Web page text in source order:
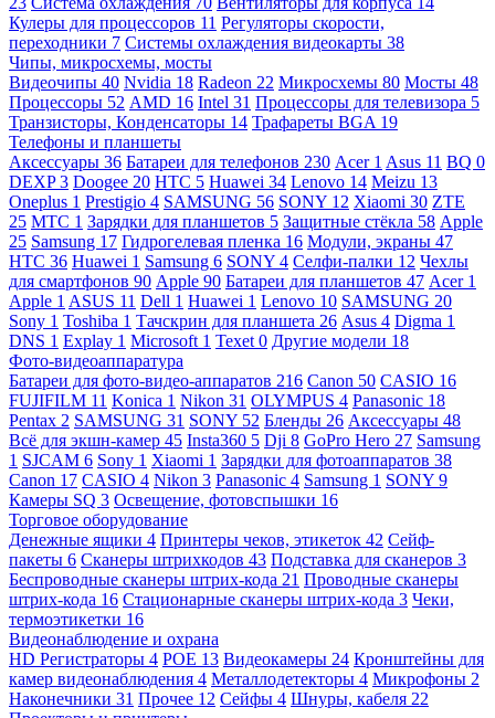
Кулеры для процессоров 11 Регуляторы скорости,
переходники 7 Системы охлаждения видеокарты 38
Чипы, микросхемы, мосты
Видеочипы 40 Nvidia 18 Radeon 22 Микросхемы 80 Мосты 48
Процессоры 52 AMD 16 Intel 31 Процессоры для телевизора 5
Транзисторы, Конденсаторы 14 Трафареты BGA 19
Телефоны и планшеты
Аксессуары 36 Батареи для телефонов 230 Acer 1 Asus 11 BQ 0
DEXP3 Doogee 20 HTC 5 Huawei 34 Lenovo 14 Meizu 13
Oneplus 1 Prestigio 4 SAMSUNG 56 SONY 12 Xiaomi 30 ZTE
25 МТС 1 Зарядки для планшетов 5 Защитные стёкла 58 Apple
25 Samsung 17 Гидрогелевая пленка 16 Модули, экраны 47
HTC 36 Huawei 1 Samsung 6 SONY 4 Селфи-палки 12 Чехлы
для смартфонов 90 Apple 90 Батареи для планшетов 47 Acer 1
Apple 1 ASUS 11 Dell 1 Huawei 1 Lenovo 10 SAMSUNG 20
Sony 1 Toshiba 1 Тачскрин для планшета 26 Asus 4 Digma 1
DNS 1 Explay 1 Microsoft 1 Texet 0 Другие модели 18
Фото-видеоаппаратура
Батареи для фото-видео-аппаратов 216 Canon 50 CASIO 16
FUJIFILM 11 Konica 1 Nikon 31 OLYMPUS 4 Panasonic 18
Pentax 2 SAMSUNG 31 SONY 52 Бленды 26 Аксессуары 48
Всё для экшн-камер 45 Insta360 5 Dji 8 GoPro Hero 27 Samsung
1 SJCAM 6 Sony 1 Xiaomi 1 Зарядки для фотоаппаратов 38
Canon 17 CASIO 4 Nikon 3 Panasonic 4 Samsung 1 SONY 9
Камеры SQ 3 Освещение, фотовспышки 16
Торговое оборудование
Денежные ящики 4 Принтеры чеков, этикеток 42 Сейф-
пакеты 6 Сканеры штрихкодов 43 Подставка для сканеров 3
Беспроводные сканеры штрих-кода 21 Проводные сканеры
штрих-кода 16 Стационарные сканеры штрих-кода 3 Чеки,
термоэтикетки 16
Видеонаблюдение и охрана
HD Регистраторы 4 POE 13 Видеокамеры 24 Кронштейны для
камер видеонаблюдения 4 Металлодетекторы 4 Микрофоны 2
Наконечники 31 Прочее 12 Сейфы 4 Шнуры, кабеля 22